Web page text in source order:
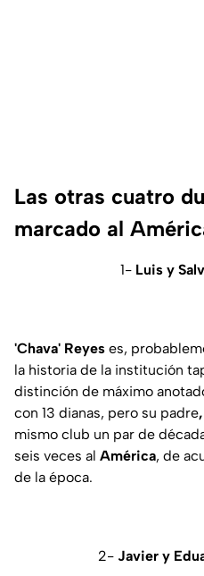
Las otras cuatro
marcado al
1- Luis y
'Chava' Reyes es,
la historia de la institución
distinción de máximo
con 13 dianas, pero su padre
mismo club un par de
seis veces al América, de
de la época.
2- Javier y